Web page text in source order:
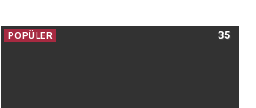
35
POPÜLER